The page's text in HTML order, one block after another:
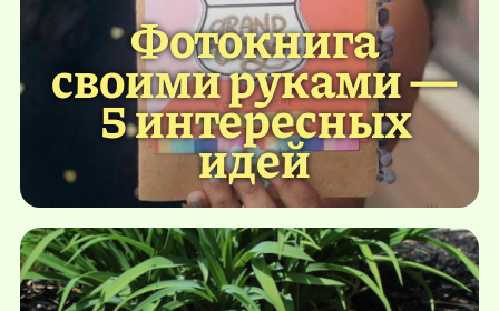
Фотокнига
своими руками —
5 интересных
идей